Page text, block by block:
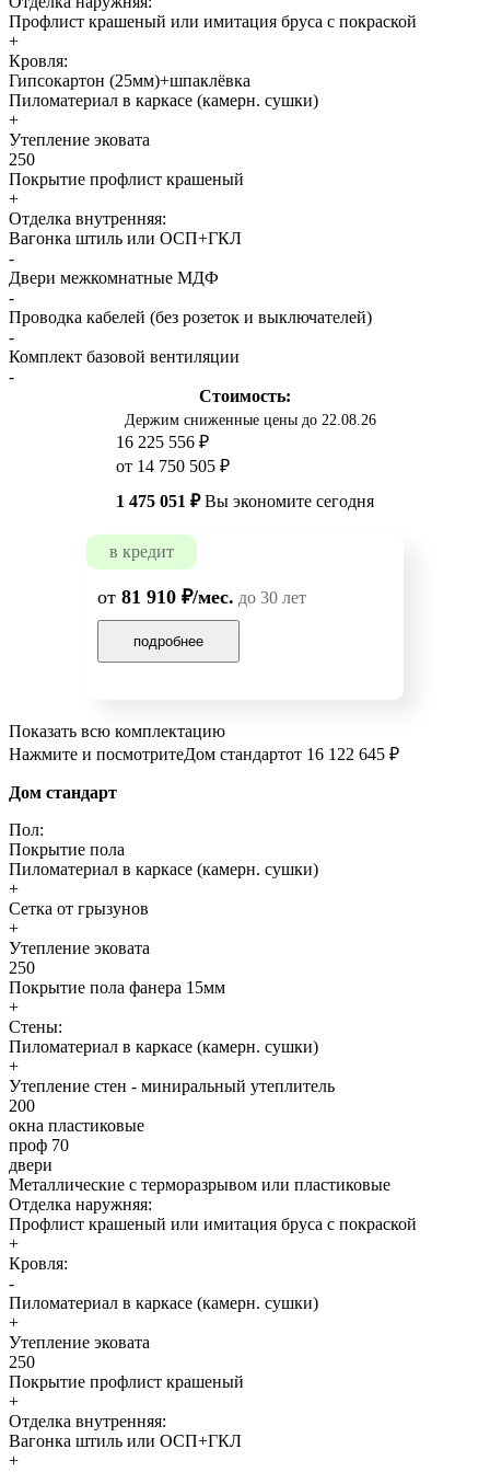
Профлист крашеный или имитация бруса с покраской
+
Кровля:
Гипсокартон (25мм)+шпаклёвка
Пиломатериал в каркасе (камерн. сушки)
+
Утепление эковата
250
Покрытие профлист крашеный
+
Отделка внутренняя:
Вагонка штиль или ОСП+ГКЛ
-
Двери межкомнатные МДФ
-
Проводка кабелей (без розеток и выключателей)
-
Комплект базовой вентиляции
-
Стоимость:
Держим сниженные цены до 22.08.26
16 225 556 ₽
от 14 750 505 ₽
1 475 051 ₽Вы экономите сегодня
в кредит
от 81 910 ₽/мес. до 30 лет
подробнее
Показать всю комплектацию
Нажмите и посмотритеДом стандартот 16 122 645 ₽
Дом стандарт
Пол:
Покрытие пола
Пиломатериал в каркасе (камерн. сушки)
+
Сетка от грызунов
+
Утепление эковата
250
Покрытие пола фанера 15мм
+
Стены:
Пиломатериал в каркасе (камерн. сушки)
+
Утепление стен - миниральный утеплитель
200
окна пластиковые
проф 70
двери
Металлические с терморазрывом или пластиковые
Отделка наружняя:
Профлист крашеный или имитация бруса с покраской
+
Кровля:
-
Пиломатериал в каркасе (камерн. сушки)
+
Утепление эковата
250
Покрытие профлист крашеный
+
Отделка внутренняя:
Вагонка штиль или ОСП+ГКЛ
+